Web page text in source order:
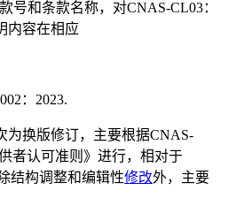
号和条款名称，对CNAS-CL03：
内容在相应
：2023.
为换版修订，主要根据CNAS-
者认可准则》进行，相对于
结构调整和编辑性修改外，主要